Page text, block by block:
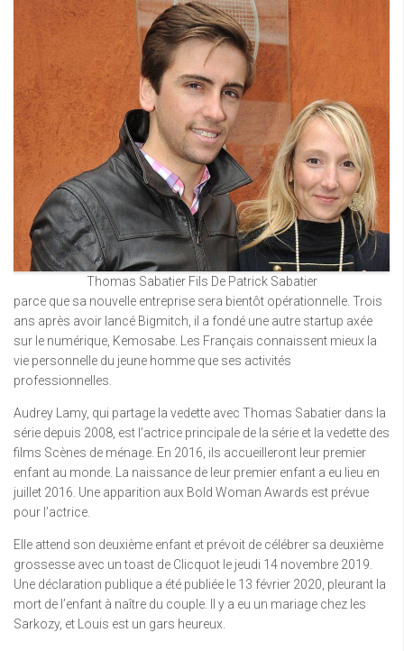
Thomas Sabatier Fils De Patrick Sabatier
parce que sa nouvelle entreprise sera bientôt opérationnelle. Trois
ans après avoir lancé Bigmitch, il a fondé une autre startup axée
sur le numérique, Kemosabe. Les Français connaissent mieux la
vie personnelle du jeune homme que ses activités
professionnelles.
Audrey Lamy, qui partage la vedette avec Thomas Sabatier dans la
série depuis 2008, est l’actrice principale de la série et la vedette des
films Scènes de ménage. En 2016, ils accueilleront leur premier
enfant au monde. La naissance de leur premier enfant a eu lieu en
juillet 2016. Une apparition aux Bold Woman Awards est prévue
pour l’actrice.
Elle attend son deuxième enfant et prévoit de célébrer sa deuxième
grossesse avec un toast de Clicquot le jeudi 14 novembre 2019.
Une déclaration publique a été publiée le 13 février 2020, pleurant la
mort de l’enfant à naître du couple. Il y a eu un mariage chez les
Sarkozy, et Louis est un gars heureux.